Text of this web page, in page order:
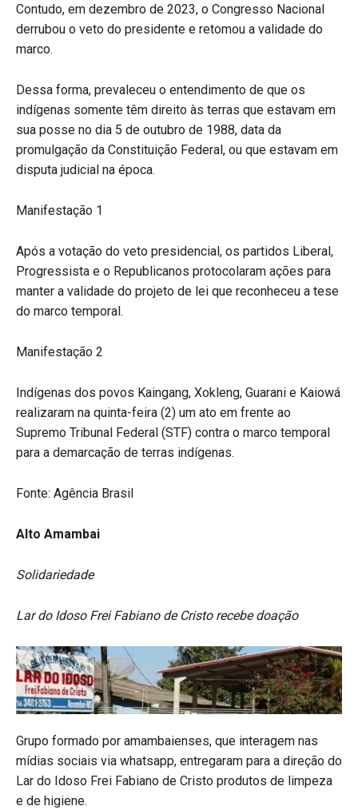
Contudo, em dezembro de 2023, o Congresso Nacional
derrubou o veto do presidente e retomou a validade do
marco.
Dessa forma, prevaleceu o entendimento de que os
indígenas somente têm direito às terras que estavam em
sua posse no dia 5 de outubro de 1988, data da
promulgação da Constituição Federal, ou que estavam em
disputa judicial na época.
Manifestação 1
Após a votação do veto presidencial, os partidos Liberal,
Progressista e o Republicanos protocolaram ações para
manter a validade do projeto de lei que reconheceu a tese
do marco temporal.
Manifestação 2
Indígenas dos povos Kaingang, Xokleng, Guarani e Kaiowá
realizaram na quinta-feira (2) um ato em frente ao
Supremo Tribunal Federal (STF) contra o marco temporal
para a demarcação de terras indígenas.
Fonte: Agência Brasil
Alto Amambai
Solidariedade
Lar do Idoso Frei Fabiano de Cristo recebe doação
Grupo formado por amambaienses, que interagem nas
mídias sociais via whatsapp, entregaram para a direção do
Lar do Idoso Frei Fabiano de Cristo produtos de limpeza
e de higiene.